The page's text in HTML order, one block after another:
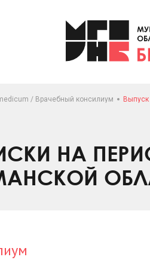
/ Врачебный консилиум
НА